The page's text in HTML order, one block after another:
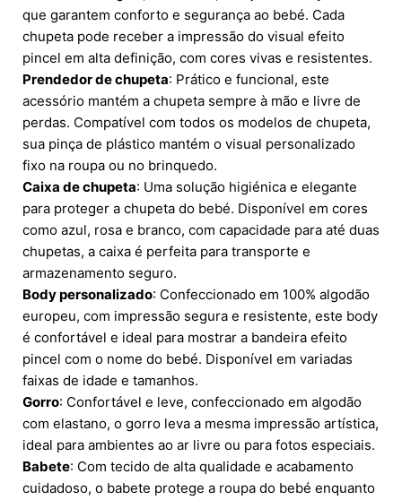
que garantem conforto e segurança ao bebé. Cada
chupeta pode receber a impressão do visual efeito
pincel em alta definição, com cores vivas e resistentes.
Prendedor de chupeta: Prático e funcional, este
acessório mantém a chupeta sempre à mão e livre de
perdas. Compatível com todos os modelos de chupeta,
sua pinça de plástico mantém o visual personalizado
fixo na roupa ou no brinquedo.
Caixa de chupeta: Uma solução higiénica e elegante
para proteger a chupeta do bebé. Disponível em cores
como azul, rosa e branco, com capacidade para até duas
chupetas, a caixa é perfeita para transporte e
armazenamento seguro.
Body personalizado: Confeccionado em 100% algodão
europeu, com impressão segura e resistente, este body
é confortável e ideal para mostrar a bandeira efeito
pincel com o nome do bebé. Disponível em variadas
faixas de idade e tamanhos.
Gorro: Confortável e leve, confeccionado em algodão
com elastano, o gorro leva a mesma impressão artística,
ideal para ambientes ao ar livre ou para fotos especiais.
Babete: Com tecido de alta qualidade e acabamento
cuidadoso, o babete protege a roupa do bebé enquanto